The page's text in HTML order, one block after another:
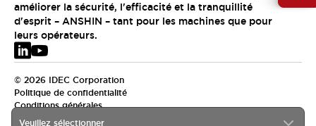
Veuillez sélectionner
améliorer la sécurité, l'efficacité et la tranquillité
d'esprit – ANSHIN – tant pour les machines que pour
leurs opérateurs.
© 2026 IDEC Corporation
Politique de confidentialité
Conditions générales